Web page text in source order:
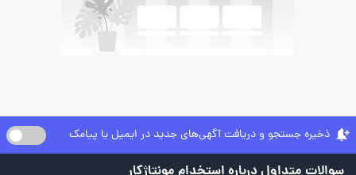
ذخیره جستجو و دریافت آگهی‌های جدید در ایمیل یا پیامک